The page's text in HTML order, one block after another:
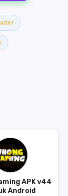
APK v44
Android